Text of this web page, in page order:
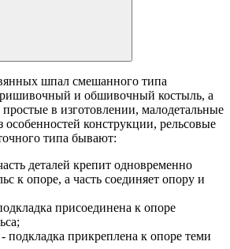
шпал смешанного типа
и обшивочный костыль, а
в изготовлении, малодетальные
особенностей конструкции, рельсовые
типа бывают:
деталей крепит одновременно
к опоре, а часть соединяет опору и
присоединена к опоре
подкладка прикреплена к опоре теми